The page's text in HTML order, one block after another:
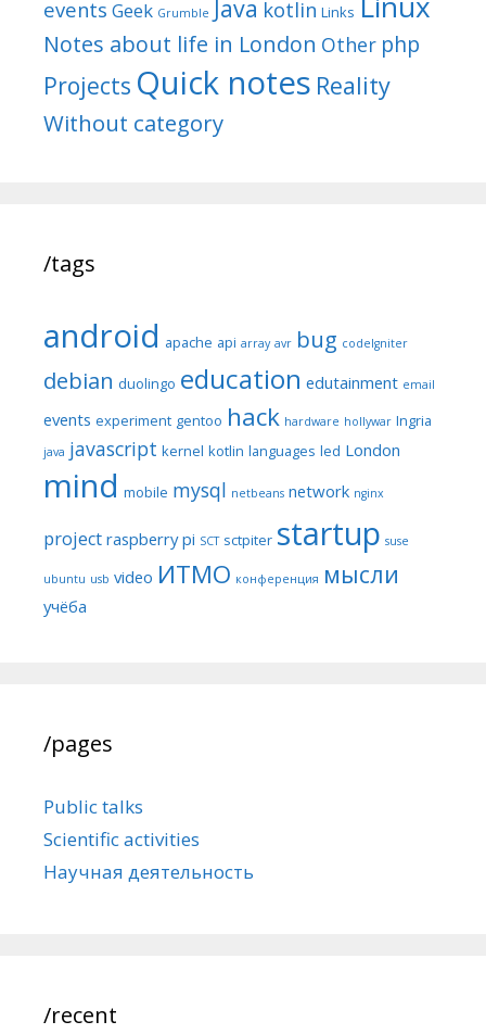
events Geek Grumble Java kotlin Links
Notes about life in London Other php
Projects Quick notes Reality
Without category
/tags
android apache api array avr bug codeIgniter
debian duolingo education edutainment email
events experiment gentoo hack hardware hollywar Ingria
java javascript kernel kotlin languages led London
mind mobile mysql netbeans network nginx
project raspberry pi SCT sctpiter startup suse
ubuntu usb video ИТМО конференция мысли
учёба
/pages
Public talks
Scientific activities
Научная деятельность
/recent